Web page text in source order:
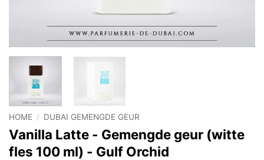
HOME / DUBAI GEMENGDE GEUR
Vanilla Latte - Gemengde geur (witte
fles 100 ml) - Gulf Orchid